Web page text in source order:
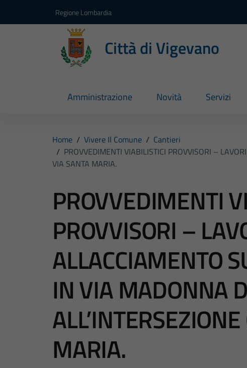
Regione Lombardia
Città di Vigevano
Amministrazione Novità Servizi
Home / Vivere Il Comune / Cantieri
/ PROVVEDIMENTI VIABILISTICI PROVVISORI –
VIA SANTA MARIA.
PROVVEDIMENTI
PROVVISORI –
ALLACCIAMENTO
IN VIA MADONNA
MARIA.